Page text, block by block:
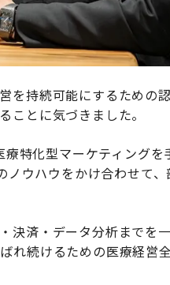
を持続可能にするための
ことに気づきました。
特化型マーケティングを
ウハウをかけ合わせて
決済・データ分析までを
れ続けるための医療経営